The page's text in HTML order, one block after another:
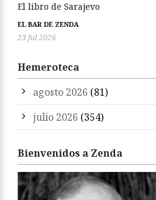
El libro de Sarajevo
EL BAR DE ZENDA
23 Jul 2026
Hemeroteca
agosto 2026 (81)
julio 2026 (354)
Bienvenidos a Zenda